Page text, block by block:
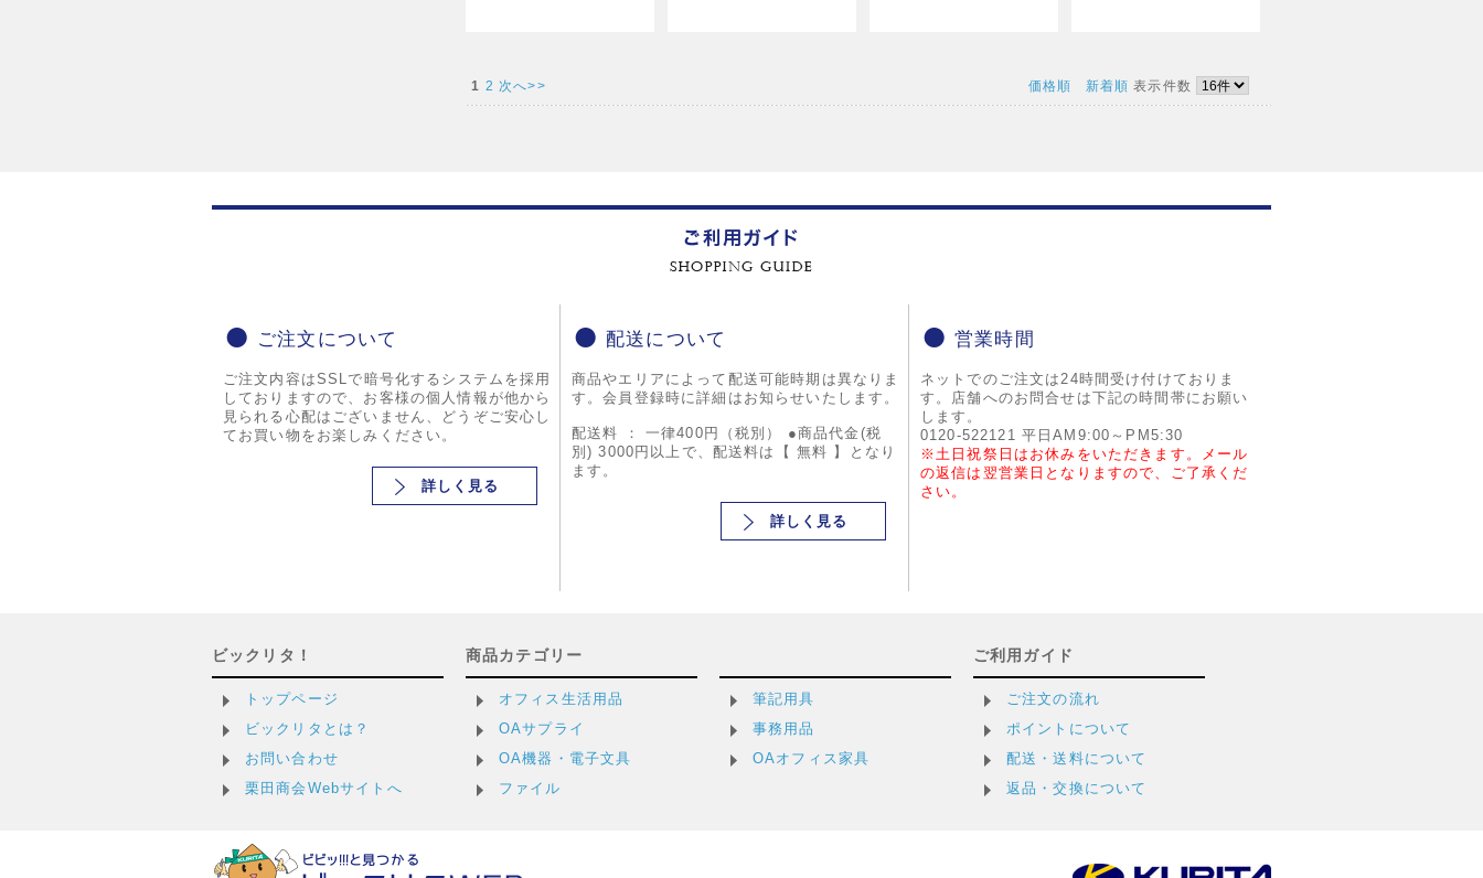
価格順 新着順 表示件数
1 2 次へ>>
ご注文について
ご注文内容はSSLで暗号化するシステムを採用
しておりますので、お客様の個人情報が他から
見られる心配はございません、どうぞご安心し
てお買い物をお楽しみください。
詳しく見る
配送について
商品やエリアによって配送可能時期は異なりま
す。会員登録時に詳細はお知らせいたします。
配送料 ： 一律400円（税別） ●商品代金(税
別) 3000円以上で、配送料は【 無料 】となり
ます。
詳しく見る
営業時間
ネットでのご注文は24時間受け付けておりま
す。店舗へのお問合せは下記の時間帯にお願い
します。
0120-522121 平日AM9:00～PM5:30
※土日祝祭日はお休みをいただきます。メール
の返信は翌営業日となりますので、ご了承くだ
さい。
ビックリタ！
トップページ
ビックリタとは？
お問い合わせ
栗田商会Webサイトへ
商品カテゴリー
オフィス生活用品
OAサプライ
OA機器・電子文具
ファイル
筆記用具
事務用品
OAオフィス家具
ご利用ガイド
ご注文の流れ
ポイントについて
配送・送料について
返品・交換について